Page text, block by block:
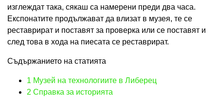
изглеждат така, сякаш са намерени преди два часа.
Експонатите продължават да влизат в музея, те се
реставрират и поставят за проверка или се поставят и
след това в хода на пиесата се реставрират.
Съдържанието на статията
1 Музей на технологиите в Либерец
2 Справка за историята